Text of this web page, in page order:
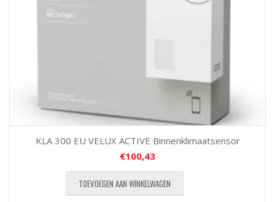
KLA 300 EU VELUX ACTIVE Binnenklimaatsensor
€100,43
TOEVOEGEN AAN WINKELWAGEN